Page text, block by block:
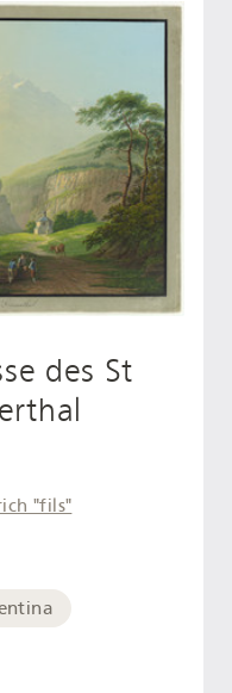
des St
"fils"